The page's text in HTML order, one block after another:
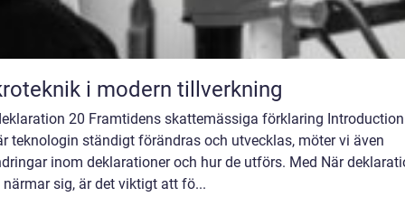
i modern tillverkning
20 Framtidens skattemässiga förklaring
teknologin ständigt förändras och utvecklas, möter vi även
inom deklarationer och hur de utförs. Med När
närmar sig, är det viktigt att fö...